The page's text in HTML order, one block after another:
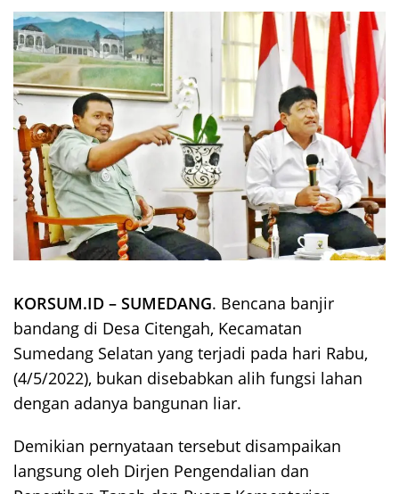
KORSUM.ID – SUMEDANG. Bencana banjir
bandang di Desa Citengah, Kecamatan
Sumedang Selatan yang terjadi pada hari Rabu,
(4/5/2022), bukan disebabkan alih fungsi lahan
dengan adanya bangunan liar.
Demikian pernyataan tersebut disampaikan
langsung oleh Dirjen Pengendalian dan